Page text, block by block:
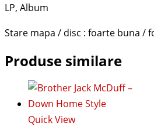
LP, Album
Stare mapa / disc : foarte buna /
Produse similare
Quick View